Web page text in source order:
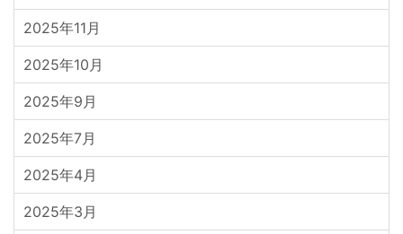
2025年11月
2025年10月
2025年9月
2025年7月
2025年4月
2025年3月